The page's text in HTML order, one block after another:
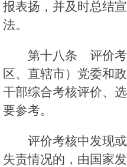
报表扬，并及时总结
法。
第十八条 评价考
区、直辖市）党委和
干部综合考核评价、
要参考。
评价考核中发现
失责情况的，由国家